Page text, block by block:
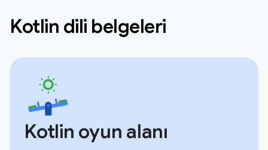
Kotlin dili belgeleri
Kotlin oyun alanı